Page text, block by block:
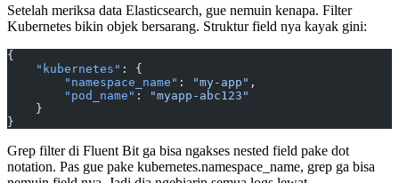
Setelah meriksa data Elasticsearch, gue nemuin kenapa. Filter
Kubernetes bikin objek bersarang. Struktur field nya kayak gini:
{
    "kubernetes"
: {
        "namespace_name"
: "my-app" ,
        "pod_name"
:
"myapp-abc123"
    }
}
Grep filter di Fluent Bit ga bisa ngakses nested field pake dot
notation. Pas gue pake kubernetes.namespace_name, grep ga bisa